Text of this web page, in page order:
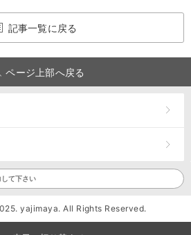
記事一覧に戻る
ページ上部へ戻る
yajimaya. All Rights Reserved.